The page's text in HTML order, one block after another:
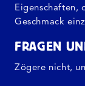
Eigenschaften,
Geschmack
FRAGEN
Zögere nicht,